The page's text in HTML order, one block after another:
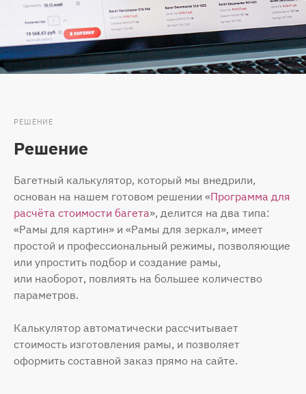
РЕШЕНИЕ
Решение
Багетный калькулятор, который мы внедрили,
основан на нашем готовом решении «Программа для
расчёта стоимости багета», делится на два типа:
«Рамы для картин» и «Рамы для зеркал», имеет
простой и профессиональный режимы, позволяющие
или упростить подбор и создание рамы,
или наоборот, повлиять на большее количество
параметров.
Калькулятор автоматически рассчитывает
стоимость изготовления рамы, и позволяет
оформить составной заказ прямо на сайте.